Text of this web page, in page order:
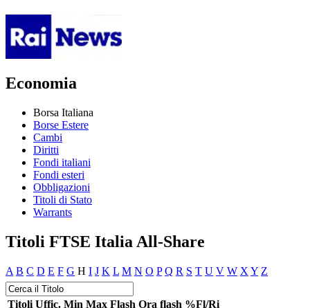
Economia
Borsa Italiana
Borse Estere
Cambi
Diritti
Fondi italiani
Fondi esteri
Obbligazioni
Titoli di Stato
Warrants
Titoli FTSE Italia All-Share
A B C D E F G H I J K L M N O P Q R S T U V W X Y Z
Titoli Uffic. Min Max Flash Ora flash %Fl/Ri